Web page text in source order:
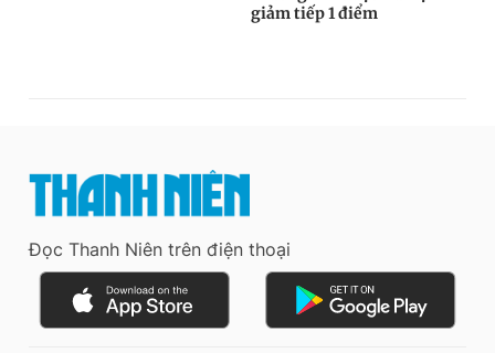
Đọc Thanh Niên trên điện thoại